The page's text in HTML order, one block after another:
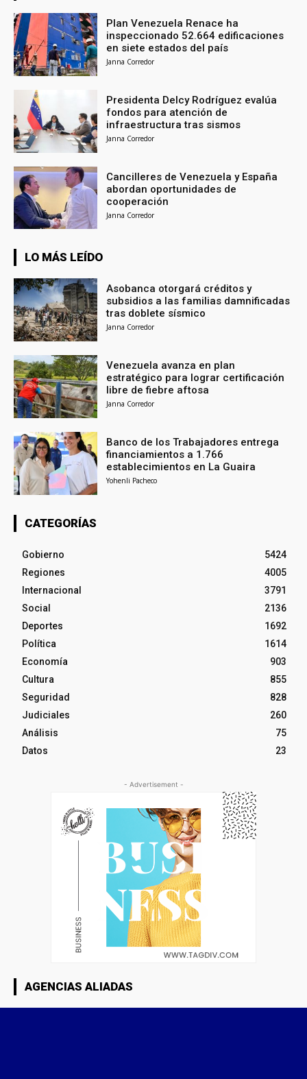
Plan Venezuela Renace ha
inspeccionado 52.664 edificaciones
en siete estados del país
Janna Corredor
Presidenta Delcy Rodríguez evalúa
fondos para atención de
infraestructura tras sismos
Janna Corredor
Cancilleres de Venezuela y España
abordan oportunidades de
cooperación
Janna Corredor
LO MÁS LEÍDO
Asobanca otorgará créditos y
subsidios a las familias damnificadas
tras doblete sísmico
Janna Corredor
Venezuela avanza en plan
estratégico para lograr certificación
libre de fiebre aftosa
Janna Corredor
Banco de los Trabajadores entrega
financiamientos a 1.766
establecimientos en La Guaira
Yohenli Pacheco
CATEGORÍAS
Gobierno
5424
Regiones
4005
Internacional
3791
Social
2136
Deportes
1692
Política
1614
Economía
903
Cultura
855
Seguridad
828
Judiciales
260
Análisis
75
Datos
23
- Advertisement -
AGENCIAS ALIADAS